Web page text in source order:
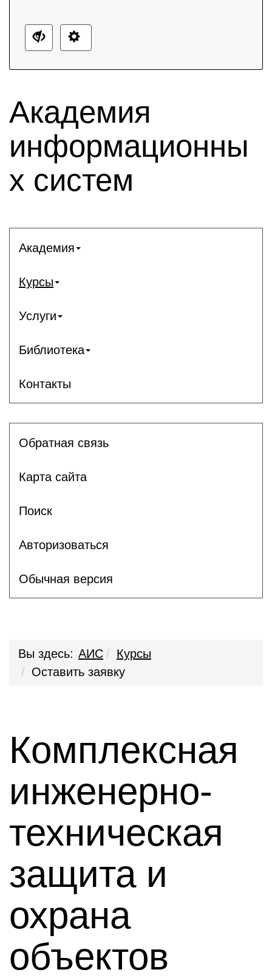
Академия
информационны
х систем
Академия
Курсы
Услуги
Библиотека
Контакты
Обратная связь
Карта сайта
Поиск
Авторизоваться
Обычная версия
Вы здесь: АИС
Курсы
Оставить заявку
Комплексная
инженерно-
техническая
защита и
охрана
объектов